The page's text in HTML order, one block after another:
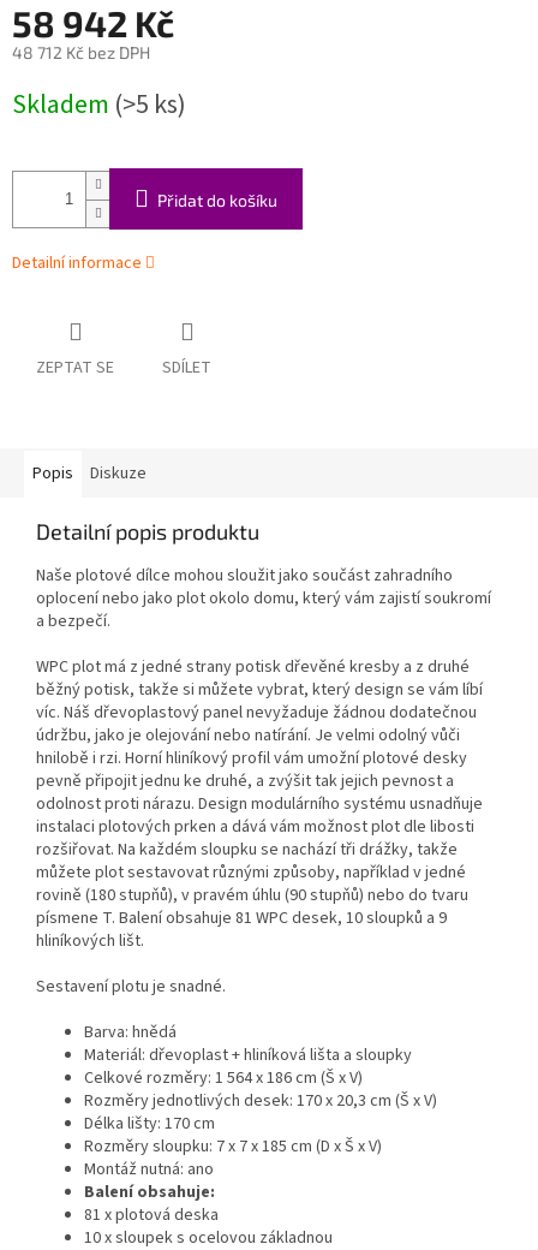
58 942 Kč
48 712 Kč bez DPH
cena:
Skladem (>5 ks)
Přidat do košíku
Detailní informace
ZEPTAT SE SDÍLET
Popis Diskuze
Detailní popis produktu
Naše plotové dílce mohou sloužit jako součást zahradního
oplocení nebo jako plot okolo domu, který vám zajistí soukromí
a bezpečí.
WPC plot má z jedné strany potisk dřevěné kresby a z druhé
běžný potisk, takže si můžete vybrat, který design se vám líbí
víc. Náš dřevoplastový panel nevyžaduje žádnou dodatečnou
údržbu, jako je olejování nebo natírání. Je velmi odolný vůči
hnilobě i rzi. Horní hliníkový profil vám umožní plotové desky
pevně připojit jednu ke druhé, a zvýšit tak jejich pevnost a
odolnost proti nárazu. Design modulárního systému usnadňuje
instalaci plotových prken a dává vám možnost plot dle libosti
rozšiřovat. Na každém sloupku se nachází tři drážky, takže
můžete plot sestavovat různými způsoby, například v jedné
rovině (180 stupňů), v pravém úhlu (90 stupňů) nebo do tvaru
písmene T. Balení obsahuje 81 WPC desek, 10 sloupků a 9
hliníkových lišt.
Sestavení plotu je snadné.
Barva: hnědá
Materiál: dřevoplast + hliníková lišta a sloupky
Celkové rozměry: 1 564 x 186 cm (Š x V)
Rozměry jednotlivých desek: 170 x 20,3 cm (Š x V)
Délka lišty: 170 cm
Rozměry sloupku: 7 x 7 x 185 cm (D x Š x V)
Montáž nutná: ano
Balení obsahuje:
81 x plotová deska
10 x sloupek s ocelovou základnou